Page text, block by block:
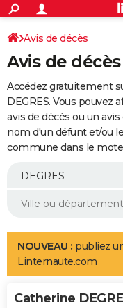
ACTUALITÉS
Politique
Société
Faits Divers
Education
Monde
Villes
+
SPORT
Coupe du monde 2026
Football
Tennis
Cyclisme
Rugby
Forum
Programme TV
TNT
Streaming
Cinéma
Sorties cinéma
Musique
+
FINANCE
Retraite
Epargne
Immobilier
Risques naturels par ville
Banque
Assurance
AUTO
Essais
Réserver un essai
Citadines
Berlines
SUV
Forum auto
+
Mobiles
Meilleur smartphone
Internet
Ordinateurs
Jeux vidéo
Guide high-tech
Aménagement intérieur
LIFESTYLE
Art de vivre
Bien-être
Loisirs
Mode
Modes de vie
Alimentation
Guide de la santé
Maladies
Médicaments
Sommeil
VOYAGE
Avis de décès
Avis de décès
Accédez gratuitement
DEGRES. Vous pouvez
avis de décès ou un
nom d'un défunt et/ou
commune dans le
NOUVEAU : publiez
Linternaute.com
Catherine